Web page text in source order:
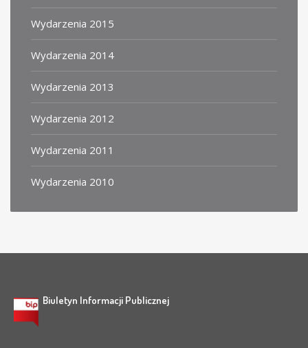
Wydarzenia 2015
Wydarzenia 2014
Wydarzenia 2013
Wydarzenia 2012
Wydarzenia 2011
Wydarzenia 2010
Biuletyn Informacji Publicznej